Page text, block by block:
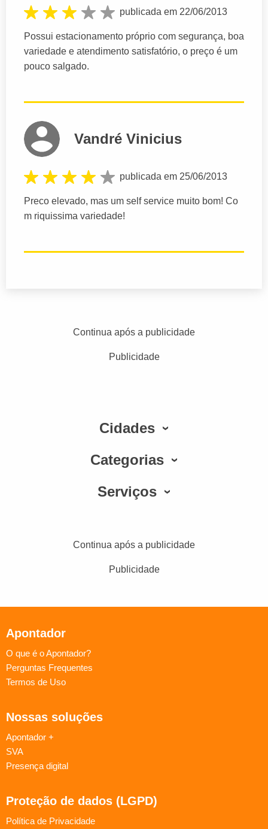
publicada em 22/06/2013
Possui estacionamento próprio com segurança, boa
variedade e atendimento satisfatório, o preço é um
pouco salgado.
Vandré Vinicius
publicada em 25/06/2013
Preco elevado, mas um self service muito bom! Co
m riquissima variedade!
Continua após a publicidade
Publicidade
Cidades
Categorias
Serviços
Continua após a publicidade
Publicidade
Apontador
O que é o Apontador?
Perguntas Frequentes
Termos de Uso
Nossas soluções
Apontador +
SVA
Presença digital
Proteção de dados (LGPD)
Política de Privacidade